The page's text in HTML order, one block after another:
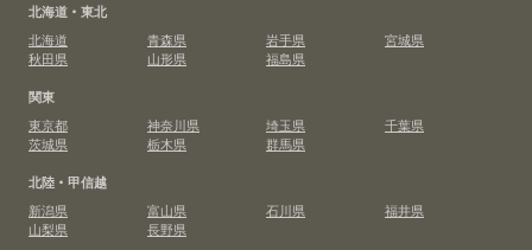
北海道・東北
北海道
青森県 岩手県
宮城県
秋田県
山形県
福島県
関東
東京都
神奈川県 埼玉県
千葉県
茨城県
栃木県
群馬県
北陸・甲信越
新潟県
富山県 石川県
福井県
山梨県
長野県